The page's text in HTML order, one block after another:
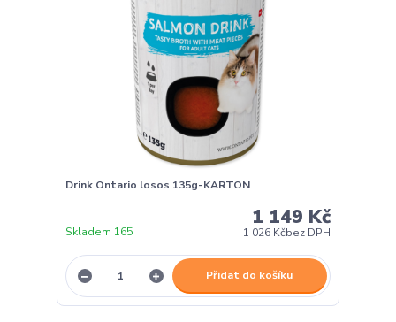
Drink Ontario losos 135g-KARTON
1 149 Kč
1 026 Kčbez DPH
Skladem 165
Přidat do košíku